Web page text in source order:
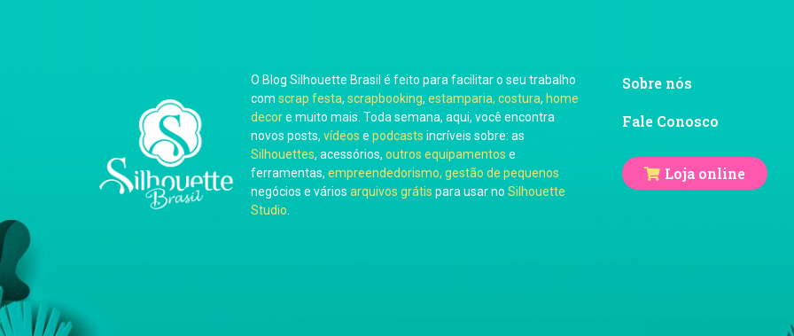
O Blog Silhouette Brasil é feito para facilitar o seu trabalho
com scrap festa, scrapbooking, estamparia, costura, home
decore muito mais. Toda semana, aqui, você encontra
novos posts, vídeos e podcasts incríveis sobre: as
Silhouettes, acessórios, outros equipamentos e
ferramentas, empreendedorismo, gestão de pequenos
negócios e vários arquivos grátis para usar no Silhouette
Studio
Sobre nós
Fale Conosco
Loja online